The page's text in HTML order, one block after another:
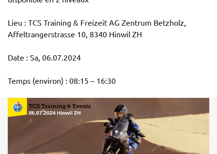
Lieu : TCS Training & Freizeit AG Zentrum Betzholz,
Affeltrangerstrasse 10, 8340 Hinwil ZH
Date : Sa, 06.07.2024
Temps (environ) : 08:15 – 16:30